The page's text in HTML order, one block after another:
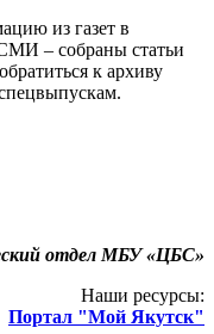
из газет в
– собраны статьи
к архиву
отдел МБУ «ЦБС»
Наши ресурсы:
Портал "Мой Якутск"